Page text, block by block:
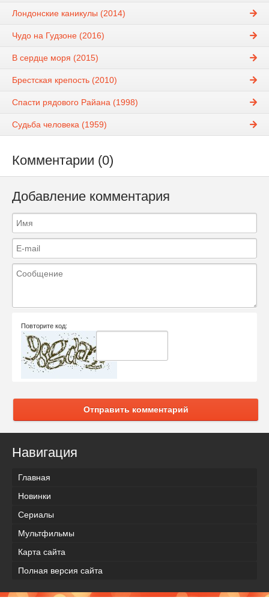
Лондонские каникулы (2014)
Чудо на Гудзоне (2016)
В сердце моря (2015)
Брестская крепость (2010)
Спасти рядового Райана (1998)
Судьба человека (1959)
Комментарии (0)
Добавление комментария
Повторите код:
Отправить комментарий
Навигация
Главная
Новинки
Сериалы
Мультфильмы
Карта сайта
Полная версия сайта